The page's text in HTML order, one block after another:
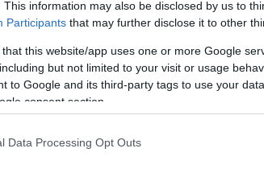
This information may also be disclosed by us to
Participants that may further disclose it to other
that this website/app uses one or more Google
but not limited to your visit or usage
to Google and its third-party tags to use your
consent section.
Data Processing Opt Outs
ellen
koncentrációs tábor, a nemzet
terjed ki. Egészen mostanáig
létesített, úgynevezett tranzitzónák. A